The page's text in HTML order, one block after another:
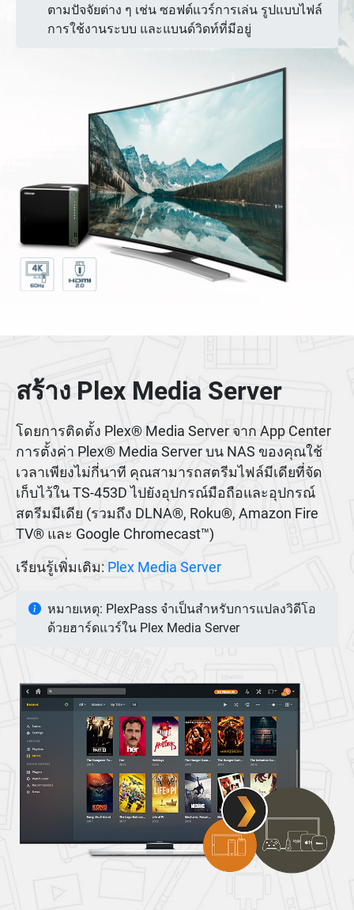
ตามปัจจัยต่าง ๆ เช่น ซอฟต์แวร์การเล่น รูปแบบไฟล์
การใช้งานระบบ และแบนด์วิดท์ที่มีอยู่
สร้าง Plex Media Server
โดยการติดตั้ง Plex® Media Server จาก App Center
การตั้งค่า Plex® Media Server บน NAS ของคุณใช้
เวลาเพียงไม่กี่นาที คุณสามารถสตรีมไฟล์มีเดียที่จัด
เก็บไว้ใน TS-453D ไปยังอุปกรณ์มือถือและอุปกรณ์
สตรีมมีเดีย (รวมถึง DLNA®, Roku®, Amazon Fire
TV® และ Google Chromecast™)
เรียนรู้เพิ่มเติม: Plex Media Server
หมายเหตุ: PlexPass จำเป็นสำหรับการแปลงวิดีโอ
ด้วยฮาร์ดแวร์ใน Plex Media Server